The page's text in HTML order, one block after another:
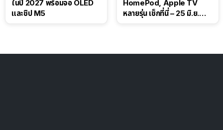
ในปี 2027 พร้อมจอ OLED
และชิป M5
HomePod, Apple TV
หลายรุ่น เช็กที่นี่ – 25 มิ.ย.